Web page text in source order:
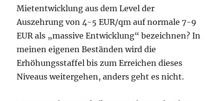
Mietentwicklung aus dem Level der
Auszehrung von 4-5 EUR/qm auf normale 7-9
EUR als „massive Entwicklung“ bezeichnen? In
meinen eigenen Beständen wird die
Erhöhungsstaffel bis zum Erreichen dieses
Niveaus weitergehen, anders geht es nicht.